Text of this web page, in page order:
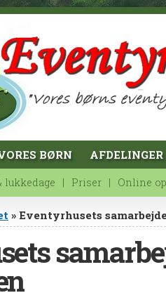
BØRN AFDELINGER
lukkedage Priser Online
» Eventyrhusets